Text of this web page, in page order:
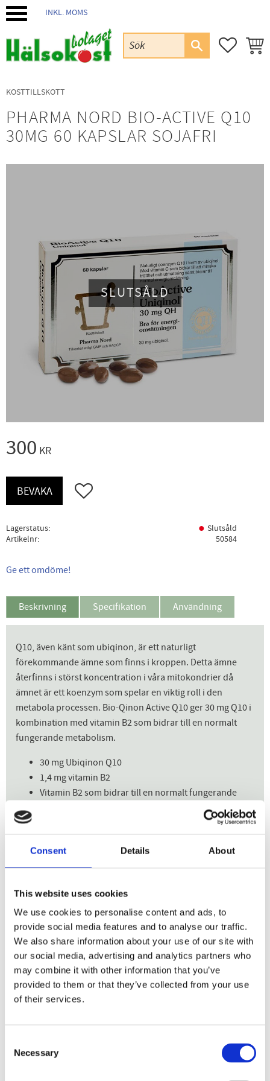
Consent Details About
This website uses cookies
We use cookies to personalise content and ads, to
provide social media features and to analyse our traffic.
We also share information about your use of our site with
our social media, advertising and analytics partners who
may combine it with other information that you’ve
provided to them or that they’ve collected from your use
of their services.
Selection
Necessary
INKL. MOMS
KOSTTILLSKOTT
PHARMA NORD BIO-ACTIVE Q10
30MG 60 KAPSLAR SOJAFRI
SLUTSÅLD
300 KR
Lägg till i favoriter
BEVAKA
Lagerstatus
Slutsåld
Artikelnr
50584
Ge ett omdöme!
Beskrivning Specifikation Användning
Q10, även känt som ubiqinon, är ett naturligt
förekommande ämne som finns i kroppen. Detta ämne
återfinns i störst koncentration i våra mitokondrier då
ämnet är ett koenzym som spelar en viktig roll i den
metabola processen. Bio-Qinon Active Q10 ger 30 mg Q10 i
kombination med vitamin B2 som bidrar till en normalt
fungerande metabolism.
30 mg Ubiqinon Q10
1,4 mg vitamin B2
Vitamin B2 som bidrar till en normalt fungerande
Bio-Qinon Active Q10 består av mjuka kapslar med 30 mg
människokroppen producerar. Dessutom är det Q10 som
används i Bio-Qinon Active Q10 är av den naturliga trans-
formen och innehåller inga syntetiska cis-isomerer.
Kapslarna innehåller även riboflavin (vitamin B2 ) som
bidrar till att minska trötthet och utmattning samt bidrar
till normal energiomsättning. Vitamin B2 behövs även för
ett normalt fungerande nervsystem, normala röda
blodkroppar och vitaminet skyddar våra celler mot oxidativ
Q10 är relativt känsligt mot solljus och syre. Oljan som
används i Bio-Qinon Q10 renas därför från syre genom en